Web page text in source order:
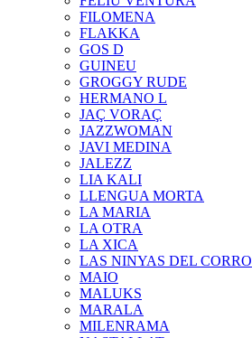
FILOMENA
FLAKKA
GOS D
GUINEU
GROGGY RUDE
HERMANO L
JAÇ VORAÇ
JAZZWOMAN
JAVI MEDINA
JALEZZ
LIA KALI
LLENGUA MORTA
LA MARIA
LA OTRA
LA XICA
LAS NINYAS DEL CORRO
MAIO
MALUKS
MARALA
MILENRAMA